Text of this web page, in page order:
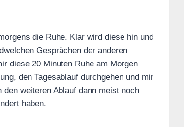
die Ruhe. Klar wird diese hin und
Gesprächen der anderen
diese 20 Minuten Ruhe am Morgen
den Tagesablauf durchgehen und mir
weiteren Ablauf dann meist noch
haben.